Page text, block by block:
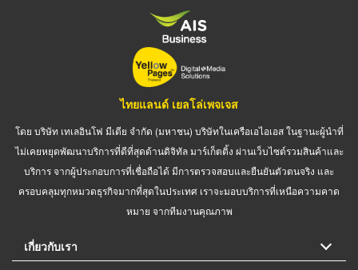
ไทยแลนด์ เยลโล่เพจเจส
โดย บริษัท เทเลอินโฟ มีเดีย จำกัด (มหาชน) บริษัทในเครือเอไอเอส ในฐานะผู้นำที่
ไม่เคยหยุดพัฒนาบริการที่ดีที่สุดด้านดิจิทัล มาร์เก็ตติ้ง ผ่านเว็บไซต์รวมสินค้าและ
บริการ จากผู้ประกอบการที่เชื่อถือได้ มีการตรวจสอบและยืนยันตัวตนจริง และ
ครอบคลุมทุกหมวดธุรกิจมากที่สุดในประเทศ เราจะมอบบริการที่เหนือความคาด
หมาย จากทีมงานคุณภาพ
เกี่ยวกับเรา